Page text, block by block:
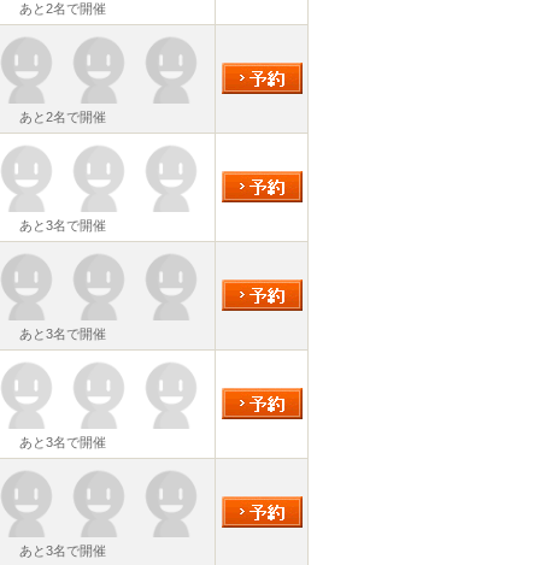
あと2名で開催
あと2名で開催
あと3名で開催
あと3名で開催
あと3名で開催
あと3名で開催